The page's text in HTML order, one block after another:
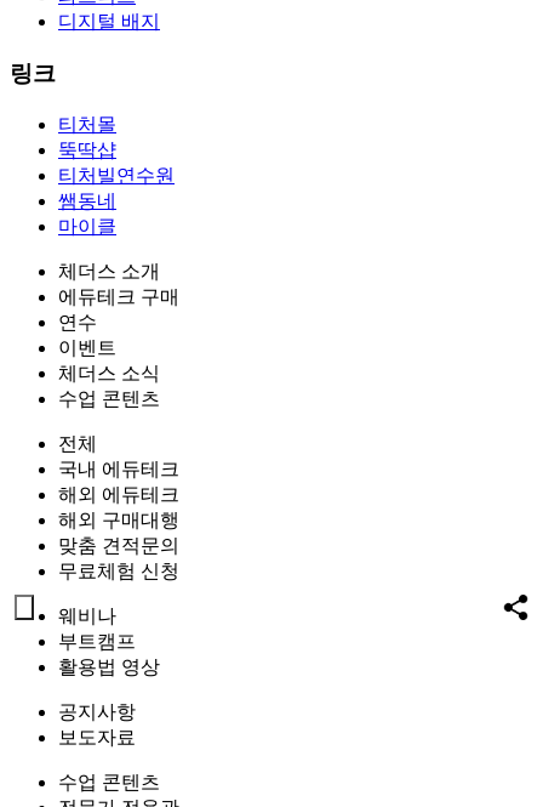
디지털 배지
링크
티처몰
뚝딱샵
티처빌연수원
쌤동네
마이클
체더스 소개
에듀테크 구매
연수
이벤트
체더스 소식
수업 콘텐츠
전체
국내 에듀테크
해외 에듀테크
해외 구매대행
맞춤 견적문의
무료체험 신청
웨비나
부트캠프
활용법 영상
공지사항
보도자료
수업 콘텐츠